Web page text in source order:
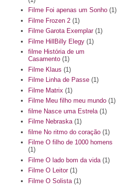
Filme Foi apenas um Sonho (1)
Filme Frozen 2 (1)
Filme Garota Exemplar (1)
Filme HillBilly Elegy (1)
filme História de um
Casamento (1)
Filme Klaus (1)
Filme Linha de Passe (1)
Filme Matrix (1)
Filme Meu filho meu mundo (1)
filme Nasce uma Estrela (1)
Filme Nebraska (1)
filme No ritmo do coração (1)
Filme O filho de 1000 homens
(1)
Filme O lado bom da vida (1)
Filme O Leitor (1)
Filme O Solista (1)